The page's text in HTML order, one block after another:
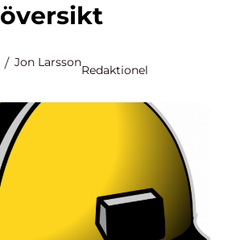
översikt
Jon Larsson
Redaktionel